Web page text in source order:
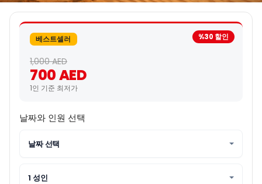
%30 할인
베스트셀러
1,000 AED
700 AED
1인 기준 최저가
날짜와 인원 선택
날짜 선택
1 성인